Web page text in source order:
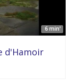
6 min'
d'Hamoir